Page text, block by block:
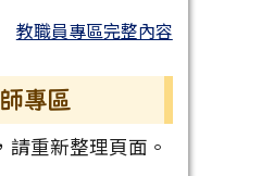
教職員專區完整內容
專區
請重新整理頁面。